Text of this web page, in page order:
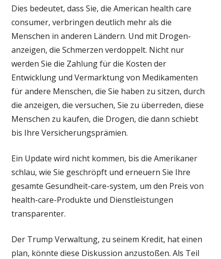
Dies bedeutet, dass Sie, die American health care
consumer, verbringen deutlich mehr als die
Menschen in anderen Ländern. Und mit Drogen-
anzeigen, die Schmerzen verdoppelt. Nicht nur
werden Sie die Zahlung für die Kosten der
Entwicklung und Vermarktung von Medikamenten
für andere Menschen, die Sie haben zu sitzen, durch
die anzeigen, die versuchen, Sie zu überreden, diese
Menschen zu kaufen, die Drogen, die dann schiebt
bis Ihre Versicherungsprämien.
Ein Update wird nicht kommen, bis die Amerikaner
schlau, wie Sie geschröpft und erneuern Sie Ihre
gesamte Gesundheit-care-system, um den Preis von
health-care-Produkte und Dienstleistungen
transparenter.
Der Trump Verwaltung, zu seinem Kredit, hat einen
plan, könnte diese Diskussion anzustoßen. Als Teil